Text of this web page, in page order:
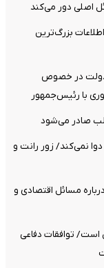
اصلی دور می‌کند
بزرگ‌ترین
دولت در خصوص
با رئیس‌جمهور
صادر می‌شود
نمی‌کند/ زور رانت و
مسائل اقتصادی و
است/ توافقات دفاعی